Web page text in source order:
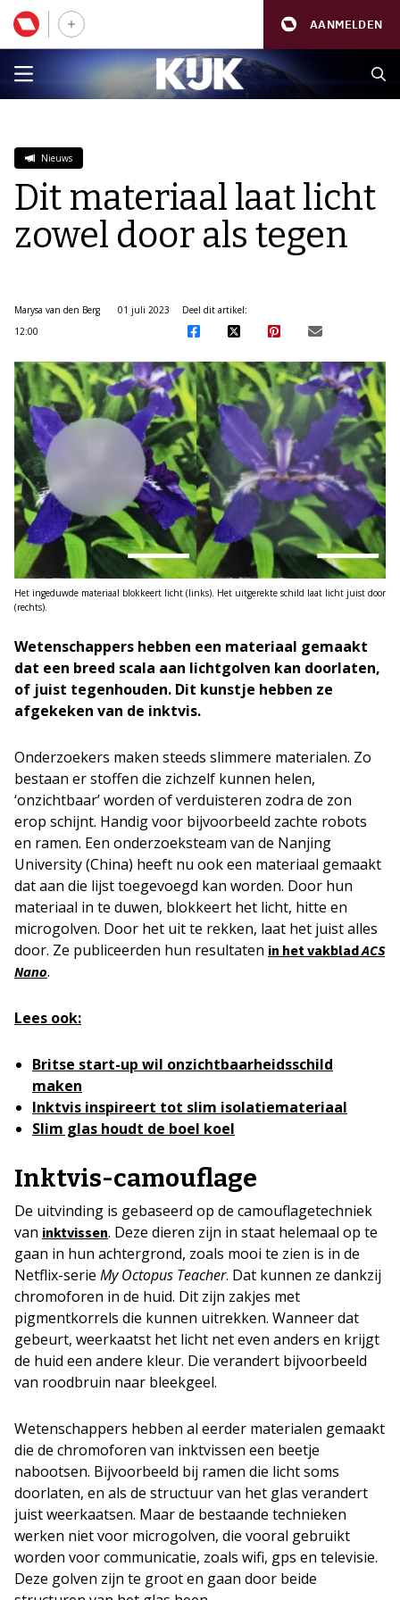
AANMELDEN
Nieuws
Dit materiaal laat licht
zowel door als tegen
Marysa van den Berg
01 juli 2023
12:00
Deel dit artikel:
Het ingeduwde materiaal blokkeert licht (links). Het uitgerekte schild laat licht juist door
(rechts).
Wetenschappers hebben een materiaal gemaakt
dat een breed scala aan lichtgolven kan doorlaten,
of juist tegenhouden. Dit kunstje hebben ze
afgekeken van de inktvis.
Onderzoekers maken steeds slimmere materialen. Zo
bestaan er stoffen die zichzelf kunnen helen,
‘onzichtbaar’ worden of verduisteren zodra de zon
erop schijnt. Handig voor bijvoorbeeld zachte robots
en ramen. Een onderzoeksteam van de Nanjing
University (China) heeft nu ook een materiaal gemaakt
dat aan die lijst toegevoegd kan worden. Door hun
materiaal in te duwen, blokkeert het licht, hitte en
microgolven. Door het uit te rekken, laat het juist alles
door. Ze publiceerden hun resultaten in het vakbladACS
Nano.
Lees ook:
Britse start-up wil onzichtbaarheidsschild
maken
Inktvis inspireert tot slim isolatiemateriaal
Slim glas houdt de boel koel
Inktvis-camouflage
De uitvinding is gebaseerd op de camouflagetechniek
van inktvissen. Deze dieren zijn in staat helemaal op te
gaan in hun achtergrond, zoals mooi te zien is in de
Netflix-serie My Octopus Teacher. Dat kunnen ze dankzij
chromoforen in de huid. Dit zijn zakjes met
pigmentkorrels die kunnen uitrekken. Wanneer dat
gebeurt, weerkaatst het licht net even anders en krijgt
de huid een andere kleur. Die verandert bijvoorbeeld
van roodbruin naar bleekgeel.
Wetenschappers hebben al eerder materialen gemaakt
die de chromoforen van inktvissen een beetje
nabootsen. Bijvoorbeeld bij ramen die licht soms
doorlaten, en als de structuur van het glas verandert
juist weerkaatsen. Maar de bestaande technieken
werken niet voor microgolven, die vooral gebruikt
worden voor communicatie, zoals wifi, gps en televisie.
Deze golven zijn te groot en gaan door beide